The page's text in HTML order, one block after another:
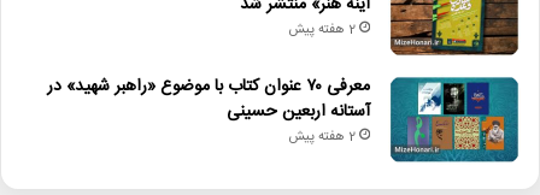
2 هفته پیش
معرفی ۷۰ عنوان کتاب با موضوع «راهبر شهید» در
آستانه اربعین حسینی
2 هفته پیش